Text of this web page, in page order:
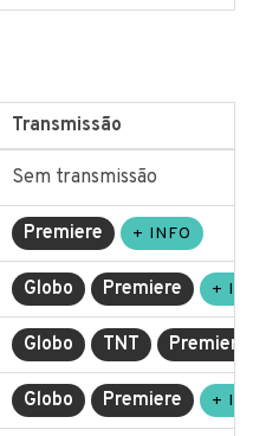
Transmissão
Sem transmissão
Premiere + INFO
Globo Premiere +
Globo TNT Premiere
Globo Premiere +